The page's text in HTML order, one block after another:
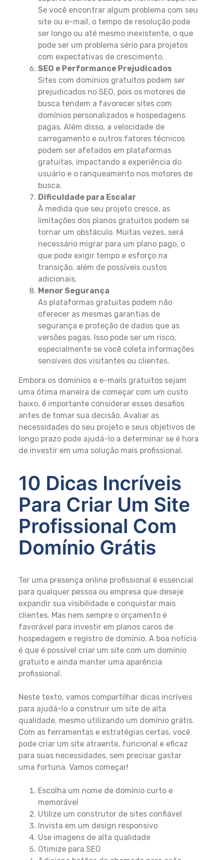
Se você encontrar algum problema com seu
site ou e-mail, o tempo de resolução pode
ser longo ou até mesmo inexistente, o que
pode ser um problema sério para projetos
com expectativas de crescimento.
SEO e Performance Prejudicados
Sites com domínios gratuitos podem ser
prejudicados no SEO, pois os motores de
busca tendem a favorecer sites com
domínios personalizados e hospedagens
pagas. Além disso, a velocidade de
carregamento e outros fatores técnicos
podem ser afetados em plataformas
gratuitas, impactando a experiência do
usuário e o ranqueamento nos motores de
busca.
Dificuldade para Escalar
À medida que seu projeto cresce, as
limitações dos planos gratuitos podem se
tornar um obstáculo. Muitas vezes, será
necessário migrar para um plano pago, o
que pode exigir tempo e esforço na
transição, além de possíveis custos
adicionais.
Menor Segurança
As plataformas gratuitas podem não
oferecer as mesmas garantias de
segurança e proteção de dados que as
versões pagas. Isso pode ser um risco,
especialmente se você coleta informações
sensíveis dos visitantes ou clientes.
Embora os domínios e e-mails gratuitos sejam
uma ótima maneira de começar com um custo
baixo, é importante considerar esses desafios
antes de tomar sua decisão. Avaliar as
necessidades do seu projeto e seus objetivos de
longo prazo pode ajudá-lo a determinar se é hora
de investir em uma solução mais profissional.
10 Dicas Incríveis
Para Criar Um Site
Profissional Com
Domínio Grátis
Ter uma presença online profissional é essencial
para qualquer pessoa ou empresa que deseje
expandir sua visibilidade e conquistar mais
clientes. Mas nem sempre o orçamento é
favorável para investir em planos caros de
hospedagem e registro de domínio. A boa notícia
é que é possível criar um site com um domínio
gratuito e ainda manter uma aparência
profissional.
Neste texto, vamos compartilhar dicas incríveis
para ajudá-lo a construir um site de alta
qualidade, mesmo utilizando um domínio grátis.
Com as ferramentas e estratégias certas, você
pode criar um site atraente, funcional e eficaz
para suas necessidades, sem precisar gastar
uma fortuna. Vamos começar!
Escolha um nome de domínio curto e
memorável
Utilize um construtor de sites confiável
Invista em um design responsivo
Use imagens de alta qualidade
Otimize para SEO